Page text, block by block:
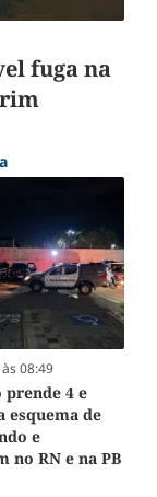
fuga na
08:49
prende 4 e
esquema de
e
no RN e na PB